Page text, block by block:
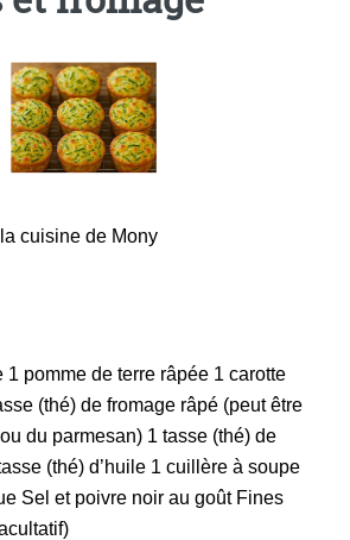
cuisine de Mony
1 pomme de terre râpée 1 carotte
(thé) de fromage râpé (peut être
du parmesan) 1 tasse (thé) de
(thé) d’huile 1 cuillère à soupe
Sel et poivre noir au goût Fines